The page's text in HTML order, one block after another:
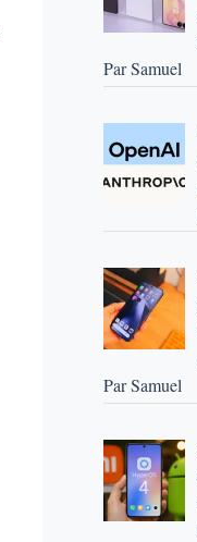
Par Samuel
Par Samuel